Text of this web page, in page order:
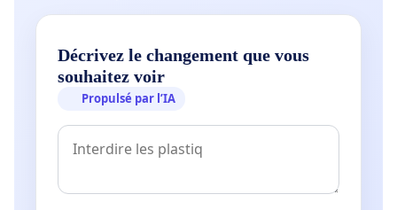
Décrivez le changement que vous
souhaitez voir
Propulsé par l’IA